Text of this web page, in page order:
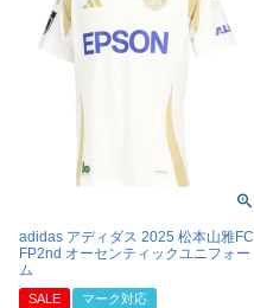
adidas アディダス 2025 松本山雅FC
FP2nd オーセンティックユニフォー
ム
SALE マーク対応